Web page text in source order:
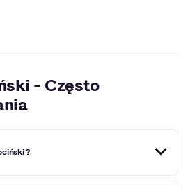
- Często
?